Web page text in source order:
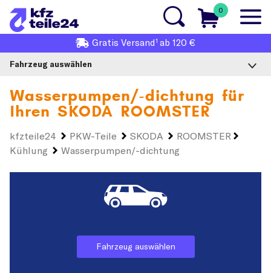
0
Gratis Versand1 ab 120 €
Fahrzeug auswählen
Wasserpumpen/-dichtung für
Ihren SKODA ROOMSTER
kfzteile24 PKW-Teile SKODA
ROOMSTER
Kühlung
Wasserpumpen/-dichtung
Fahrzeug auswählen